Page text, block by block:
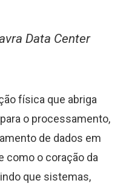
Data Center
física que abriga
o processamento,
de dados em
como o coração da
que sistemas,